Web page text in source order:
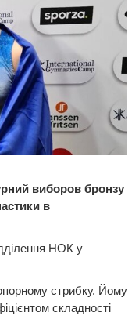
виборов бронзу
в
НОК у
стрибку. Йому
складності